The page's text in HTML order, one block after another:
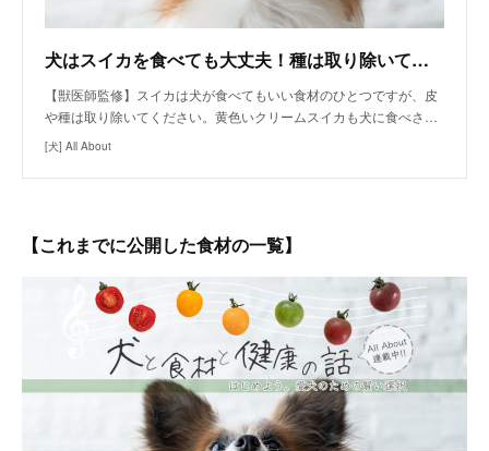
犬はスイカを食べても大丈夫！種は取り除いて与えて
【獣医師監修】スイカは犬が食べてもいい食材のひとつですが、皮
や種は取り除いてください。黄色いクリームスイカも犬に食べさ…
[犬] All About
【これまでに公開した食材の一覧】